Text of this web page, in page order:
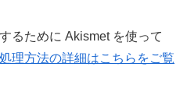
るために Akismet を使って
理方法の詳細はこちらをご覧